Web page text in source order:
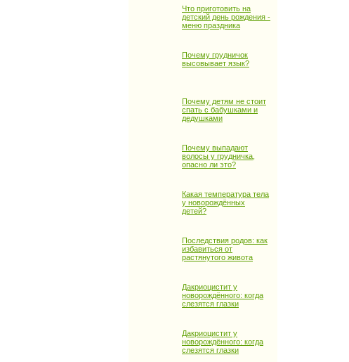
Что приготовить на
детский день рождения -
меню праздника
Почему грудничок
высовывает язык?
Почему детям не стоит
спать с бабушками и
дедушками
Почему выпадают
волосы у грудничка,
опасно ли это?
Какая температура тела
у новорождённых
детей?
Последствия родов: как
избавиться от
растянутого живота
Дакриоцистит у
новорождённого: когда
слезятся глазки
Дакриоцистит у
новорождённого: когда
слезятся глазки